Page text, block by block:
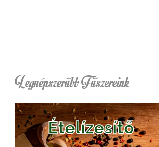
Legnépszerűbb Fűszereink
Ételízesítő